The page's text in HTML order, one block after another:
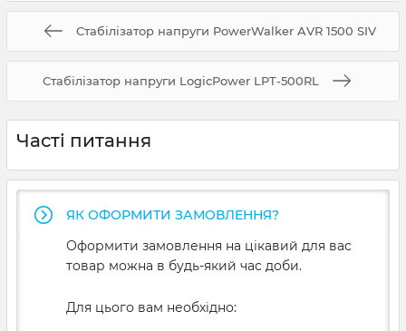
Стабілізатор напруги PowerWalker AVR 1500 SIV
Стабілізатор напруги LogicPower LPT-500RL
Часті питання
ЯК ОФОРМИТИ ЗАМОВЛЕННЯ?
Оформити замовлення на цікавий для вас
товар можна в будь-який час доби.
Для цього вам необхідно: